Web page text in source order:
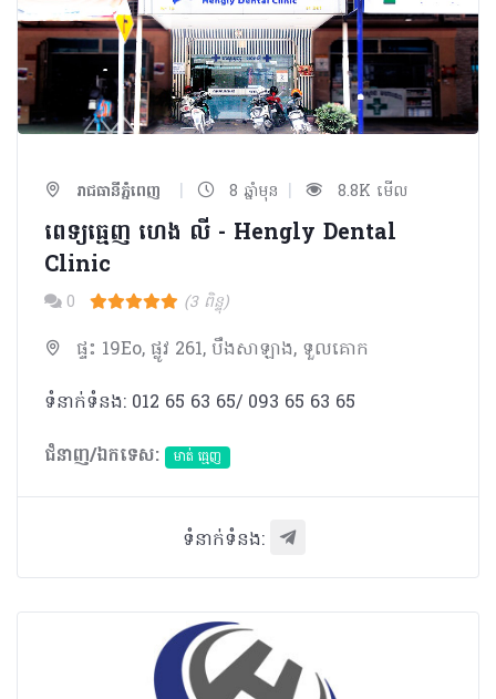
រាជធានីភ្នំពេញ | 8 ឆ្នាំមុន | 8.8K មើល
ពេទ្យធ្មេញ ហេង លី - Hengly Dental
Clinic
0 (3 ពិន្ទុ)
ផ្ទះ 19Eo, ផ្លូវ 261, បឹងសាឡាង, ទួលគោក
ទំនាក់ទំនង: 012 65 63 65/ 093 65 63 65
ជំនាញ/ឯកទេស:
មាត់ ធ្មេញ
ទំនាក់ទំនង: